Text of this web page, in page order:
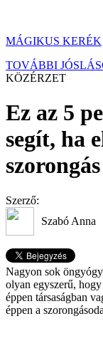
MÁGIKUS KERÉK
TOVÁBBI
KÖZÉRZET
Ez az 5
segít, ha
szorongás
Szerző:
Szabó Anna
Nagyon sok
olyan egyszerű,
éppen társaságban
éppen a